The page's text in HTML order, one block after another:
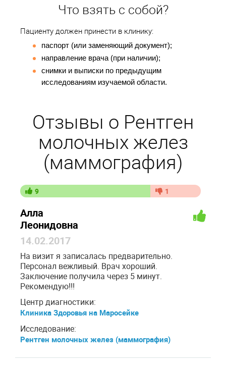
Что взять с собой?
Пациенту должен принести в клинику:
паспорт (или заменяющий документ);
направление врача (при наличии);
снимки и выписки по предыдущим
исследованиям изучаемой области.
Отзывы о Рентген
молочных желез
(маммография)
9 1
Алла
Леонидовна
14.02.2017
На визит я записалась предварительно.
Персонал вежливый. Врач хороший.
Заключение получила через 5 минут.
Рекомендую!!!
Центр диагностики:
Клиника Здоровья на Маросейке
Исследование:
Рентген молочных желез (маммография)